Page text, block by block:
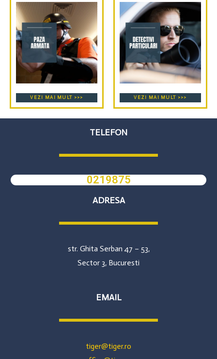
VEZI MAI MULT >>>
VEZI MAI MULT >>>
TELEFON
0219875
ADRESA
str. Ghita Serban 47 – 53,
Sector 3, Bucuresti
EMAIL
tiger@tiger.ro